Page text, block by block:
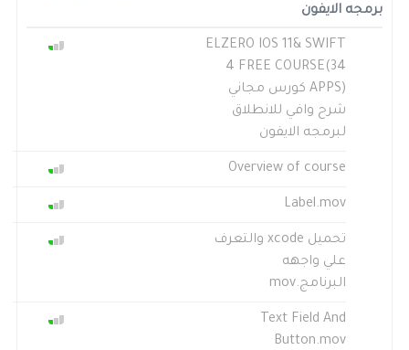
برمجه الايفون
ELZERO IOS 11& SWIFT
4 FREE COURSE(34
APPS) كورس مجاني
شرح وافي للانطلاق
لبرمجه الايفون
Overview of course
Label.mov
تحميل xcode والتعرف
علي واجهه
البرنامج.mov
Text Field And
Button.mov